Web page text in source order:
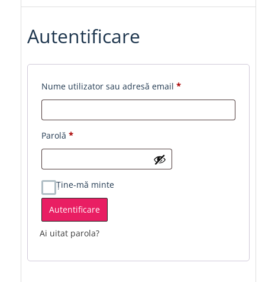
Autentificare
Nume utilizator sau adresă email *Obligatoriu
Parolă *Obligatoriu
Ține-mă minte
Autentificare
Ai uitat parola?